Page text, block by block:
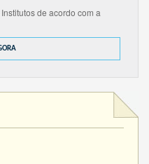
de acordo com a